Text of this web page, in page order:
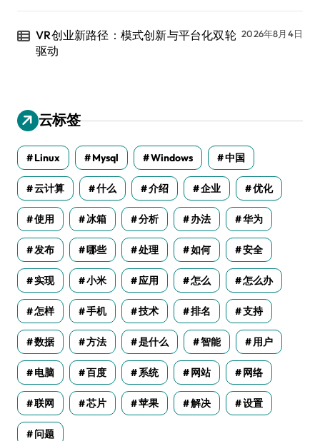
VR创业新路径：模式创新与平台化双轮
驱动
2026年8月4日
云标签
Linux Mysql Windows 中国
云计算 什么 介绍 企业 优化
使用 冰箱 分析 办法 华为
发布 哪些 处理 如何 安全
实现 小米 应用 怎么 怎么办
怎样 手机 技术 排名 支持
数据 方法 是什么 智能 用户
电脑 百度 系统 网站 网络
联网 芯片 苹果 解决 设置
问题